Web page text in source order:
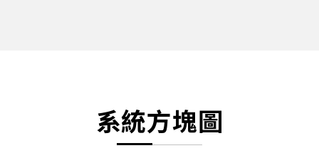
系統方塊圖